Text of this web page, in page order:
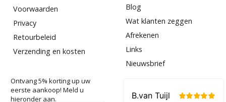
Voorwaarden
Privacy
Retourbeleid
Verzending en kosten
Blog
Wat klanten zeggen
Afrekenen
Links
Nieuwsbrief
Ontvang 5% korting up uw
eerste aankoop! Meld u
hieronder aan.